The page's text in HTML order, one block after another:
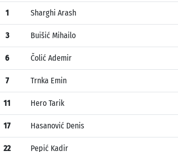
1 Sharghi Arash
3 Buišić Mihailo
6 Čolić Ademir
7 Trnka Emin
11 Hero Tarik
17 Hasanović Denis
22 Pepić Kadir